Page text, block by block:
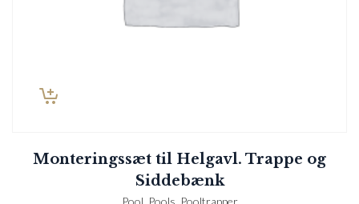
Monteringssæt til Helgavl. Trappe og
Siddebænk
Pool Pools Pooltrapper